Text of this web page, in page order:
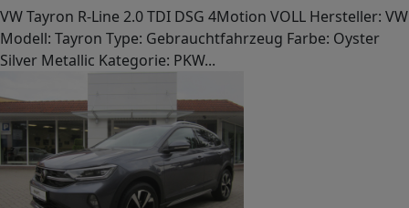
VW Tayron R-Line 2.0 TDI DSG 4Motion VOLL Hersteller: VW
Modell: Tayron Type: Gebrauchtfahrzeug Farbe: Oyster
Silver Metallic Kategorie: PKW...